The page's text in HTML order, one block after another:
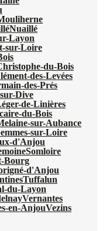
Nuaillé
Layon
sur-Loire
du-Bois
des-Levées
des-Prés
Dive
de-Linières
du-Bois
sur-Aubance
sur-Loire
d'Anjou
Somloire
Bourg
d'Anjou
Tuffalun
du-Layon
Vernantes
en-AnjouVezins